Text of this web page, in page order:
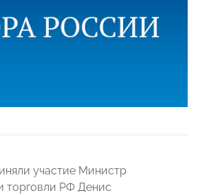
участие Министр
торговли РФ Денис